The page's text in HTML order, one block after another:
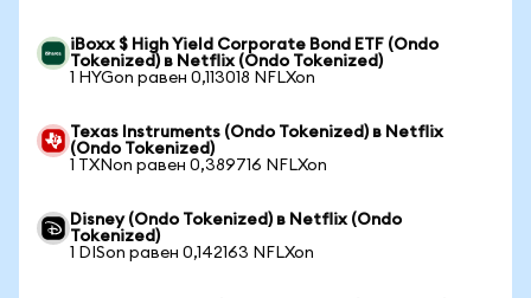
iBoxx $ High Yield Corporate Bond ETF (Ondo
Tokenized) в Netflix (Ondo Tokenized)
1 HYGon равен 0,113018 NFLXon
Texas Instruments (Ondo Tokenized) в Netflix
(Ondo Tokenized)
1 TXNon равен 0,389716 NFLXon
Disney (Ondo Tokenized) в Netflix (Ondo
Tokenized)
1 DISon равен 0,142163 NFLXon